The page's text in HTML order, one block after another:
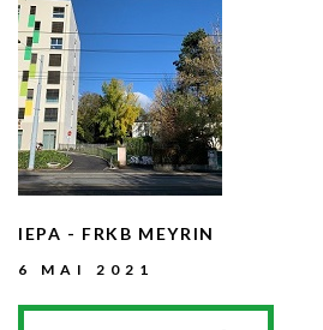
IEPA - FRKB MEYRIN
6 MAI 2021